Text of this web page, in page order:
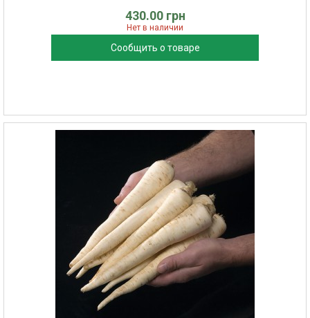
430.00 грн
Нет в наличии
Сообщить о товаре